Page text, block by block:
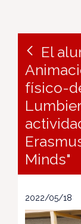
El
físico-
Minds"
2022/05/18